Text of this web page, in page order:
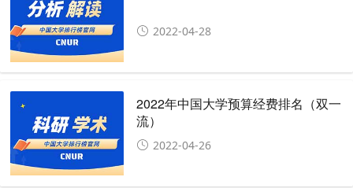
2022-04-28
2022年中国大学预算经费排名（双一
流）
2022-04-26